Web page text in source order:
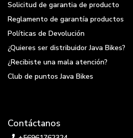
Solicitud de garantia de producto
Reglamento de garantía productos
Políticas de Devolución
¿Quieres ser distribuidor Java Bikes?
¿Recibiste una mala atención?
Club de puntos Java Bikes
Contáctanos